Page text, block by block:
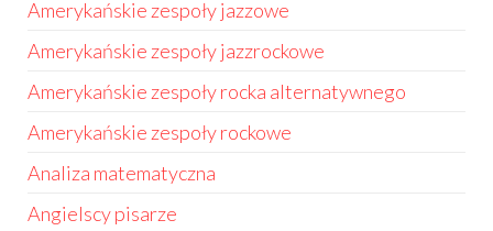
Amerykańskie zespoły jazzowe
Amerykańskie zespoły jazzrockowe
Amerykańskie zespoły rocka alternatywnego
Amerykańskie zespoły rockowe
Analiza matematyczna
Angielscy pisarze